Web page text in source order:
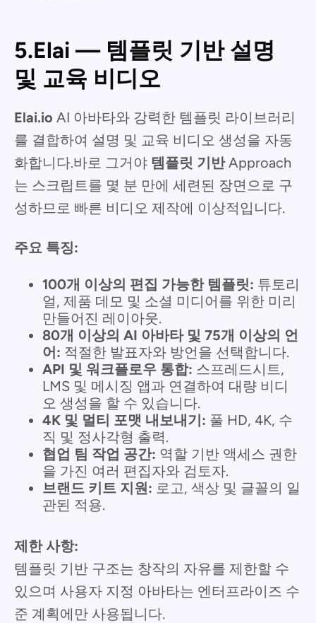
5.Elai — 템플릿 기반 설명
및 교육 비디오
Elai.io AI 아바타와 강력한 템플릿 라이브러리
를 결합하여 설명 및 교육 비디오 생성을 자동
화합니다.바로 그거야 템플릿 기반Approach
는 스크립트를 몇 분 만에 세련된 장면으로 구
성하므로 빠른 비디오 제작에 이상적입니다.
주요 특징:
100개 이상의 편집 가능한 템플릿: 튜토리
얼, 제품 데모 및 소셜 미디어를 위한 미리
만들어진 레이아웃.
80개 이상의 AI 아바타 및 75개 이상의 언
어: 적절한 발표자와 방언을 선택합니다.
API 및 워크플로우 통합: 스프레드시트,
LMS 및 메시징 앱과 연결하여 대량 비디
오 생성을 할 수 있습니다.
4K 및 멀티 포맷 내보내기: 풀 HD, 4K, 수
직 및 정사각형 출력.
협업 팀 작업 공간: 역할 기반 액세스 권한
을 가진 여러 편집자와 검토자.
브랜드 키트 지원: 로고, 색상 및 글꼴의 일
관된 적용.
제한 사항:
템플릿 기반 구조는 창작의 자유를 제한할 수
있으며 사용자 지정 아바타는 엔터프라이즈 수
준 계획에만 사용됩니다.